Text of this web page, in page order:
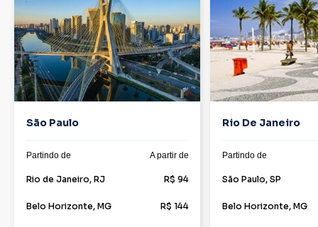
São Paulo
Partindo de A partir de
Rio de Janeiro, RJ R$ 94
Belo Horizonte, MG R$ 144
Rio De Janeiro
Partindo de
São Paulo, SP
Belo Horizonte, MG